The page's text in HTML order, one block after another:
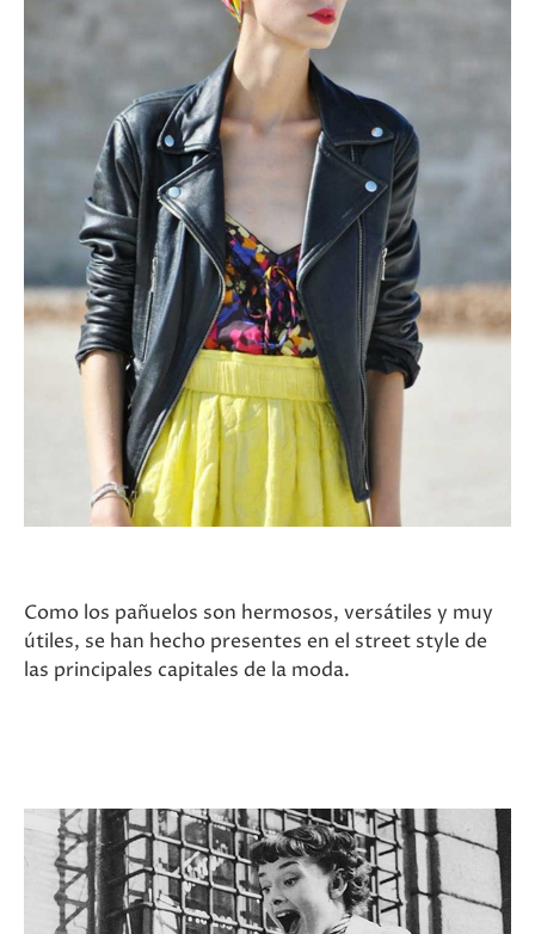
Como los pañuelos son hermosos, versátiles y muy
útiles, se han hecho presentes en el street style de
las principales capitales de la moda.